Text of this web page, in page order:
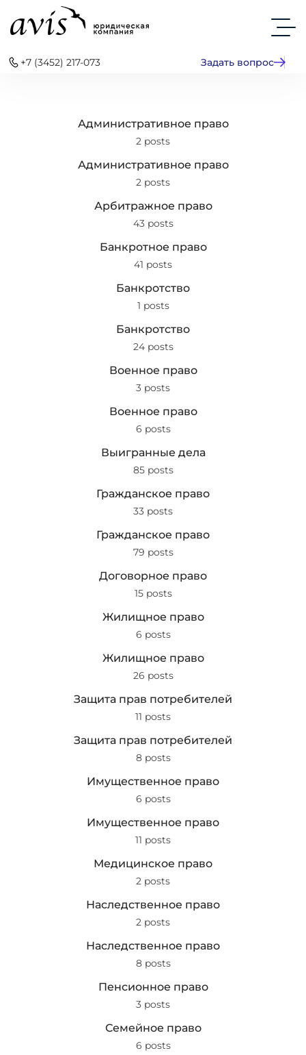
+7 (3452) 217-073 Задать вопрос
Административное право
2 posts
Административное право
2 posts
Арбитражное право
43 posts
Банкротное право
41 posts
Банкротство
1 posts
Банкротство
24 posts
Военное право
3 posts
Военное право
6 posts
Выигранные дела
85 posts
Гражданское право
33 posts
Гражданское право
79 posts
Договорное право
15 posts
Жилищное право
6 posts
Жилищное право
26 posts
Защита прав потребителей
11 posts
Защита прав потребителей
8 posts
Имущественное право
6 posts
Имущественное право
11 posts
Медицинское право
2 posts
Наследственное право
2 posts
Наследственное право
8 posts
Пенсионное право
3 posts
Семейное право
6 posts